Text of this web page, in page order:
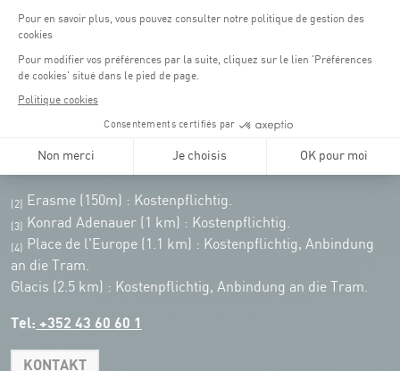
Öffentliche Verkehrsmittel: Tram station "Coque"
: Kostenpflichtig -
Parken für Coque Kunden
(2) Erasme (150m) : Kostenpflichtig.
(3) Konrad Adenauer (1 km) : Kostenpflichtig.
(4)
Place de l'Europe (1.1 km) : Kostenpflichtig, Anbindung
an die Tram.
Glacis (2.5 km) : Kostenpflichtig, Anbindung an die Tram.
Tel: +352 43 60 60 1
KONTAKT